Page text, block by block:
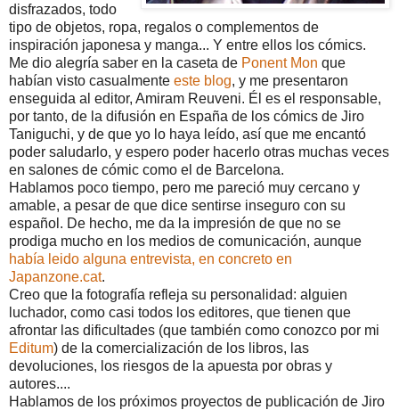
disfrazados, todo
tipo de objetos, ropa, regalos o complementos de
inspiración japonesa y manga... Y entre ellos los cómics.
Me dio alegría saber en la caseta de Ponent Mon que
habían visto casualmente este blog, y me presentaron
enseguida al editor, Amiram Reuveni. Él es el responsable,
por tanto, de la difusión en España de los cómics de Jiro
Taniguchi, y de que yo lo haya leído, así que me encantó
poder saludarlo, y espero poder hacerlo otras muchas veces
en salones de cómic como el de Barcelona.
Hablamos poco tiempo, pero me pareció muy cercano y
amable, a pesar de que dice sentirse inseguro con su
español. De hecho, me da la impresión de que no se
prodiga mucho en los medios de comunicación, aunque
había leido alguna entrevista, en concreto en
Japanzone.cat.
Creo que la fotografía refleja su personalidad: alguien
luchador, como casi todos los editores, que tienen que
afrontar las dificultades (que también como conozco por mi
Editum) de la comercialización de los libros, las
devoluciones, los riesgos de la apuesta por obras y
autores....
Hablamos de los próximos proyectos de publicación de Jiro